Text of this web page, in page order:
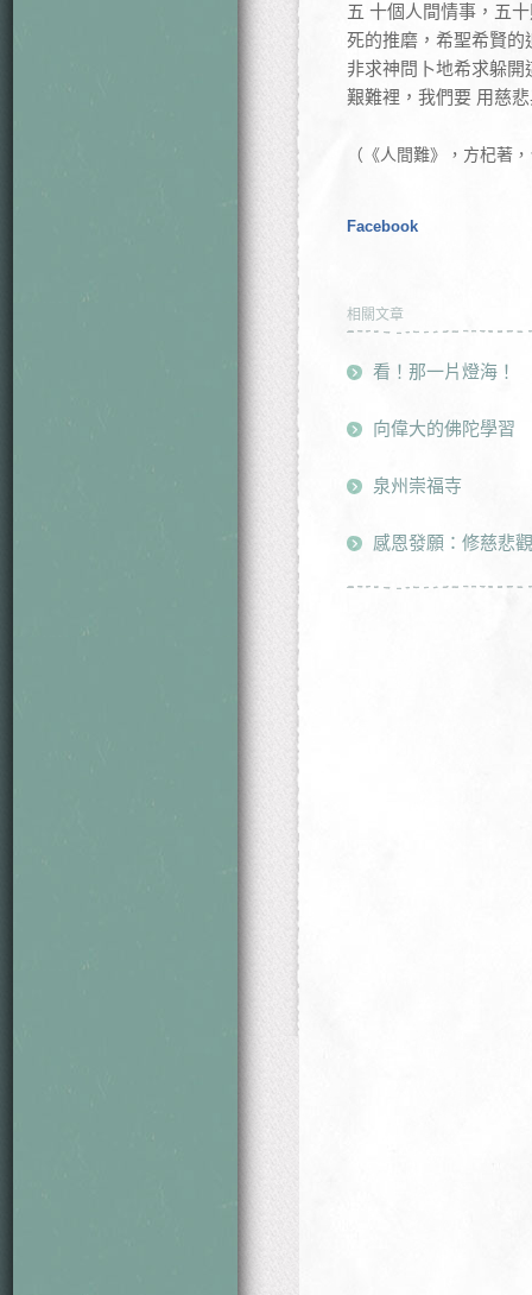
五 十個人間情事，五
死的推磨，希聖希賢
非求神問卜地希求躲
艱難裡，我們要 用慈
（《人間難》，方杞著
Facebook
相關文章
看！那一片燈海！
向偉大的佛陀學習
泉州崇福寺
感恩發願：修慈悲觀